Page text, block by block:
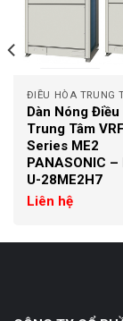
Dàn Nóng Điều
Trung Tâm
Series ME2
PANASONIC –
U-28ME2H7
Liên hệ